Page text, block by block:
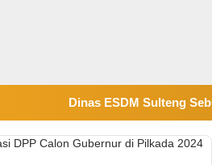
Dinas ESDM Sulteng Sebut CV